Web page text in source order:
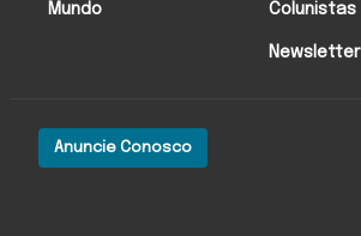
Anuncie Conosco
Mundo Colunistas
Newsletter